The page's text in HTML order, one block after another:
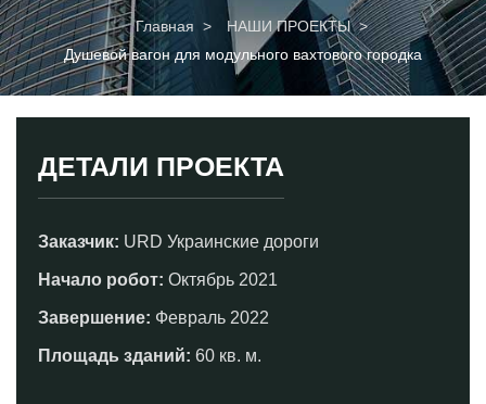
Главная
НАШИ ПРОЕКТЫ
Душевой вагон для модульного вахтового городка
ДЕТАЛИ ПРОЕКТА
Заказчик: URD Украинские дороги
Начало робот: Октябрь 2021
Завершение: Февраль 2022
Площадь зданий: 60 кв. м.